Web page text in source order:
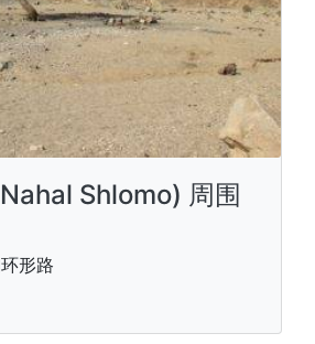
Shlomo) 周围
形路